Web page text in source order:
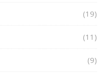
(19)
(11)
(9)